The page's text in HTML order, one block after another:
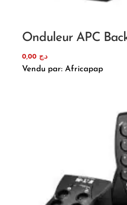
Onduleur APC
د.ج 0,00
Vendu par: Africapap